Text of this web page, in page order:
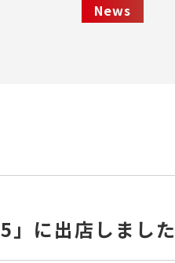
News
」に出店しました